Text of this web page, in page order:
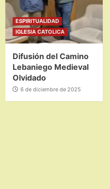
ESPIRITUALIDAD
IGLESIA CATOLICA
Difusión del Camino
Lebaniego Medieval
Olvidado
6 de diciembre de 2025